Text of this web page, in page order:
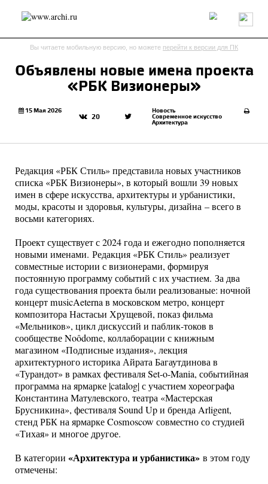
Россия Мир Технологии Интерьер Пресса
Архитекторы
Журнал
Исследование
Результаты конкурса
Репортаж
Рецензия Архитектура
Выставка
Книги
Наследие Образование
Урбанистика
Эко
Вы читаете мобильную версию, но можете перейти к версии для ПК
Объявлены новые имена проекта
«РБК Визионеры»
15 Мая 2026
20
Новость
Современное искусство
Архитектура
Редакция «РБК Стиль» представила новых участников
списка «РБК Визионеры», в который вошли 39 новых
имен в сфере искусства, архитектуры и урбанистики,
моды, красоты и здоровья, культуры, дизайна – всего в
восьми категориях.
Проект существует с 2024 года и ежегодно пополняется
новыми именами. Редакция «РБК Стиль» реализует
совместные истории с визионерами, формируя
постоянную программу событий с их участием. За два
года существования проекта были реализованые: ночной
концерт musicAeterna в московском метро, концерт
композитора Настасьи Хрущевой, показ фильма
«Мельников», цикл дискуссий и паблик-токов в
сообществе Noôdome, коллаборации с книжным
магазином «Подписные издания», лекция
архитектурного историка Айрата Багаутдинова в
«Турандот» в рамках фестиваля Set-o-Mania, событийная
программа на ярмарке |catalog| с участием хореографа
Константина Матулевского, театра «Мастерская
Брусникина», фестиваля Sound Up и бренда Arligent,
стенд РБК на ярмарке Cosmoscow совместно со студией
«Тихая» и многое другое.
В категории «Архитектура и урбанистика» в этом году
отмечены: